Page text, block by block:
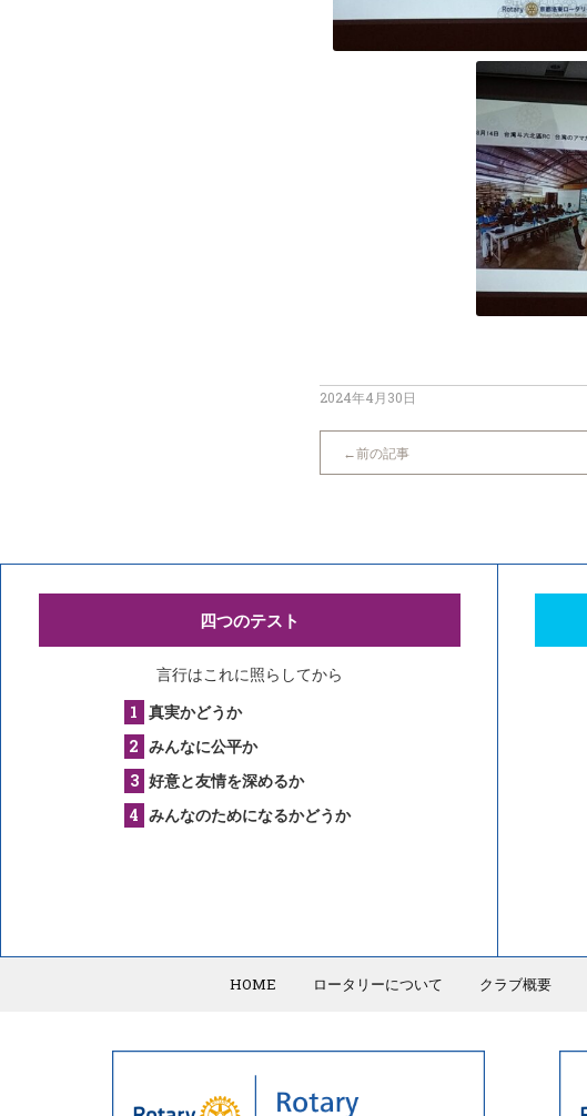
2024年4月30日
前の記事
四つのテスト
言行はこれに照らしてから
真実かどうか
みんなに公平か
好意と友情を深めるか
みんなのためになるかどうか
HOME ロータリーについて クラブ概要